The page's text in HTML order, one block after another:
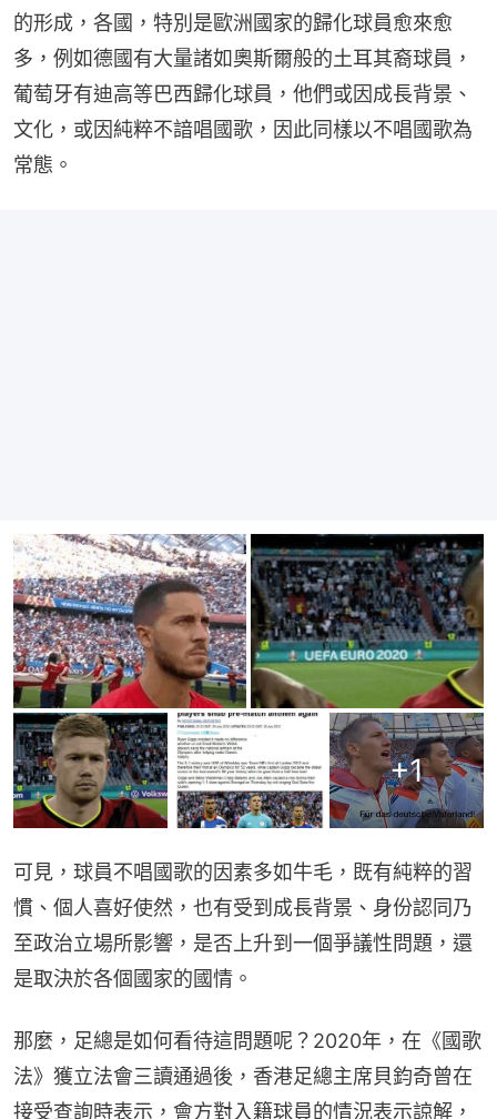
的形成，各國，特別是歐洲國家的歸化球員愈來愈
多，例如德國有大量諸如奧斯爾般的土耳其裔球員，
葡萄牙有迪高等巴西歸化球員，他們或因成長背景、
文化，或因純粹不諳唱國歌，因此同樣以不唱國歌為
常態。
+1
可見，球員不唱國歌的因素多如牛毛，既有純粹的習
慣、個人喜好使然，也有受到成長背景、身份認同乃
至政治立場所影響，是否上升到一個爭議性問題，還
是取決於各個國家的國情。
那麼，足總是如何看待這問題呢？2020年，在《國歌
法》獲立法會三讀通過後，香港足總主席貝鈞奇曾在
接受查詢時表示，會方對入籍球員的情況表示諒解，